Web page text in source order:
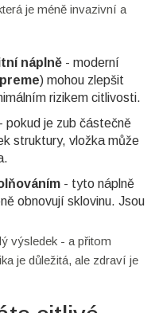
je méně invazivní a
náplně - moderní
) mohou zlepšit
rizikem citlivosti.
- pokud je zub částečně
struktury, vložka může
- tyto náplně
obnovují sklovinu. Jsou
výsledek - a přitom
je důležitá, ale zdraví je